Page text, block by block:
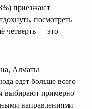
приезжают
посмотреть
четверть — это
Алматы
едет больше всего
выбирают примерно
направлениями